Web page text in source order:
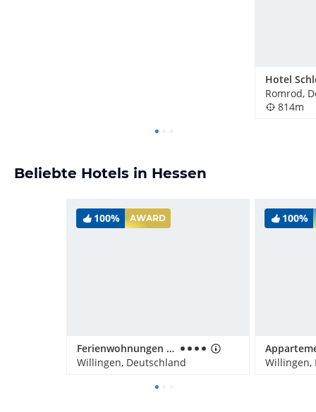
Romrod,
814m
Beliebte Hotels in Hessen
100% AWARD
Ferienwohnungen Landhaus Meran
Willingen, Deutschland
100%
Willingen,